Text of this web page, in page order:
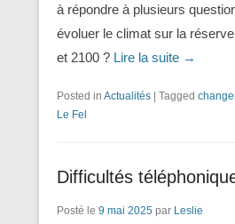
à répondre à plusieurs
évoluer le climat sur la réserve
et 2100 ? Lire la suite →
Posted in Actualités | Tagged
Le Fel
Difficultés
Posté le 9 mai 2025 par Leslie